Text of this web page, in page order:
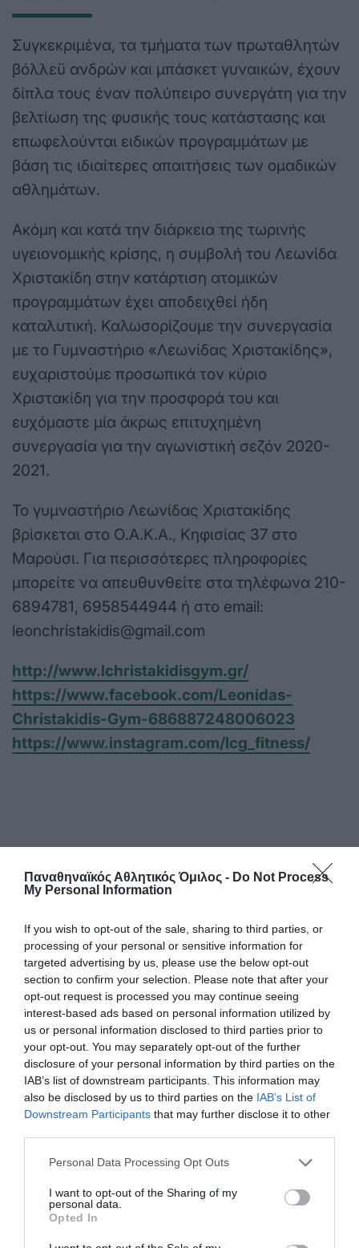
Παναθηναϊκός Αθλητικός Όμιλος - Do Not Process
My Personal Information
If you wish to opt-out of the sale, sharing to third parties, or
processing of your personal or sensitive information for
targeted advertising by us, please use the below opt-out
section to confirm your selection. Please note that after your
opt-out request is processed you may continue seeing
interest-based ads based on personal information utilized by
us or personal information disclosed to third parties prior to
your opt-out. You may separately opt-out of the further
disclosure of your personal information by third parties on the
IAB’s list of downstream participants. This information may
also be disclosed by us to third parties on the IAB’s List of
Downstream Participants that may further disclose it to other
Please note that this website/app uses one or more Google
not limited to your visit or usage behaviour. You may click to
grant or deny consent to Google and its third-party tags to
use your data for below specified purposes in below Google
consent section.
Personal Data Processing Opt Outs
I want to opt-out of the Sharing of my
personal data.
Opted In
Συγκεκριμένα, τα τμήματα των πρωταθλητών
βόλλεϋ ανδρών και μπάσκετ γυναικών, έχουν
δίπλα τους έναν πολύπειρο συνεργάτη για την
βελτίωση της φυσικής τους κατάστασης και
επωφελούνται ειδικών προγραμμάτων με
βάση τις ιδιαίτερες απαιτήσεις των ομαδικών
αθλημάτων.
Aκόμη και κατά την διάρκεια της τωρινής
υγειονομικής κρίσης, η συμβολή του Λεωνίδα
Χριστακίδη στην κατάρτιση ατομικών
προγραμμάτων έχει αποδειχθεί ήδη
καταλυτική. Καλωσορίζουμε την συνεργασία
με το Γυμναστήριο «Λεωνίδας Χριστακίδης»,
ευχαριστoύμε προσωπικά τον κύριο
Χριστακίδη για την προσφορά του και
ευχόμαστε μία άκρως επιτυχημένη
συνεργασία για την αγωνιστική σεζόν 2020-
2021.
Το γυμναστήριο Λεωνίδας Χριστακίδης
βρίσκεται στο Ο.Α.Κ.Α., Κηφισίας 37 στο
Μαρούσι. Για περισσότερες πληροφορίες
μπορείτε να απευθυνθείτε στα τηλέφωνα 210-
6894781, 6958544944 ή στο email:
leonchristakidis@gmail.com
http://www.lchristakidisgym.gr/
https://www.facebook.com/Leonidas-
Christakidis-Gym-686887248006023
https://www.instagram.com/lcg_fitness/
ΤΕΛΕΥΤΑΙΑ ΝΕΑ
μπρέικ
Στο δεύτερο ματς του τουρνουά που διεξάγεται στο
Ουρμπίνο το αντιπροσωπευτικό μας συγκρότημα ηττήθηκε
στο τάι μπρέικ από τη Μεσογειακή ομάδα της Ιταλίας.